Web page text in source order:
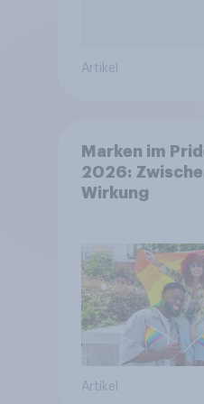
Artikel
Marken im
2026:
Wirkung
Artikel